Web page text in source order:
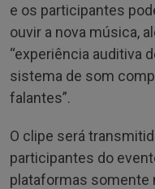
e os participantes
ouvir a nova música,
“experiência auditiva
sistema de som
falantes”.
O clipe será
participantes do
plataformas somente